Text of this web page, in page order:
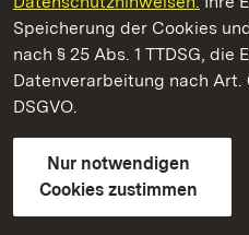
Speicherung der Cookies
nach § 25 Abs. 1 TTDSG,
Datenverarbeitung nach Art.
DSGVO.
Nur notwendigen
Cookies zustimmen
Staatliche Schlösser und
Kontakt
GebärdenspracheLeichte
Erklärung zur Barrierefreiheit
BITV-konform (geprüfte